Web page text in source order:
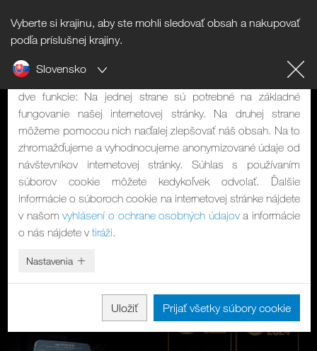
Vyberte si krajinu, aby ste mohli sledovať obsah a nakupovať
podľa príslušnej krajiny.
Slovensko
Informácie o súboroch cookie
Naša internetová stránka používa súbory cookie. Tie majú
dve funkcie: Na jednej strane sú potrebné na základné
fungovanie našej internetovej stránky. Na druhej strane
môžeme pomocou nich naďalej zlepšovať náš obsah. Na to
zhromažďujeme a vyhodnocujeme anonymizované údaje od
návštevníkov internetovej stránky. Súhlas s používaním
súborov cookie môžete kedykoľvek odvolať. Ďalšie
informácie o súboroch cookie na internetovej stránke nájdete
v našomvyhlásení o ochrane osobných údajova informácie
o nás nájdete v tiráži.
Nastavenia
Uložiť Prijať všetky súbory cookie